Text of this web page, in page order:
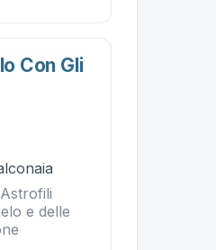
Con Gli
e delle